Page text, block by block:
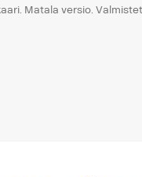
Matala versio.
helppo, alkuperäinen
voidaan irrottaa